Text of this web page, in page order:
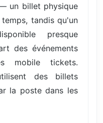
un billet physique
tandis qu'un
presque
des événements
mobile tickets.
des billets
la poste dans les